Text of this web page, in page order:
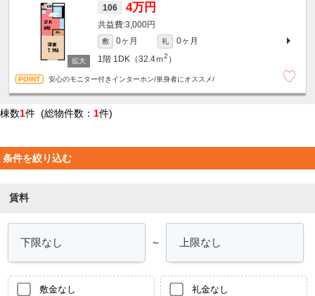
106 4万円
3,000円
敷 0ヶ月 礼
0ヶ月
1階 1DK（32.4ｍ2 ）
安心のモニター付きインターホン/単身者にオススメ/
棟数1件 (総物件数： 1件)
条件を絞り込む
賃料
～
敷金なし 礼金なし